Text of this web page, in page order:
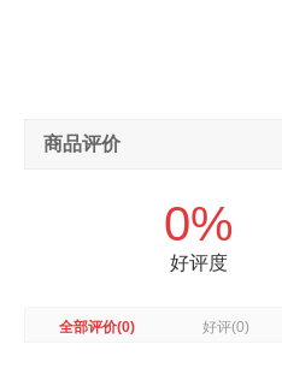
商品评价
0%
好评度
全部评价(0) 好评(0)